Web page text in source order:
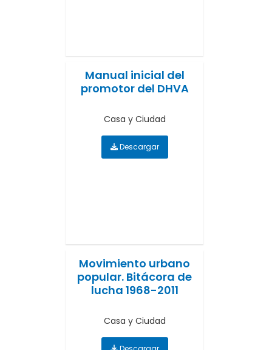
Manual inicial del
promotor del DHVA
Casa y Ciudad
Descargar
Movimiento urbano
popular. Bitácora de
lucha 1968-2011
Casa y Ciudad